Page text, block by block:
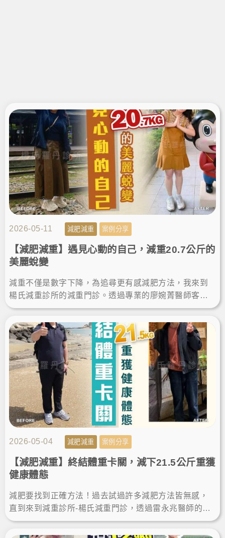
2026-05-11 減肥減重 案例分享
【減肥減重】遇見心動的自己，減重20.7公斤的
美麗蛻變
減重不僅是數字下降，為追尋更有感減肥方法，我來到
楊氏減重診所的減重門診。透過專業的廖婉菁醫師客製
規劃成功瘦身，擺脫體態困擾，找回輕盈自信，遇見更
心動的自己！
2026-05-04 減肥減重 案例分享
【減肥減重】終結體重卡關，減下21.5公斤重獲
健康體態
減肥要找到正確方法！過去試過許多減肥方法皆無感，
直到來到減重診所-楊氏減重門診，透過雷永兆醫師的專
業瘦身方案，7個多月瘦了21.5公斤，現在體態輕盈，更
加自信！